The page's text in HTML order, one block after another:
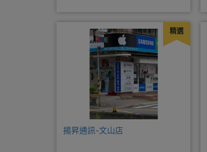
精選
揚昇通訊-文山店